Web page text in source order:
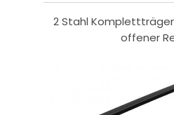
2 Stahl
offener